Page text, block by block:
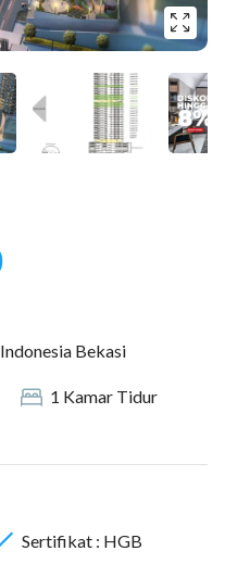
Bekasi
1 Kamar Tidur
Sertifikat : HGB